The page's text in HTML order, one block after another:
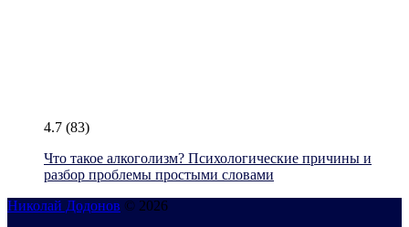
4.7 (83)
Что такое алкоголизм? Психологические причины и
разбор проблемы простыми словами
Николай Додонов © 2026